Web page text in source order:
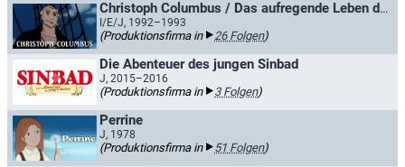
Christoph Columbus / Das aufregende Leben des Christoph Columbus
I/E/J, 1992–1993
(Produktionsfirma in 26 Folgen)
Die Abenteuer des jungen Sinbad
J, 2015–2016
(Produktionsfirma in 3 Folgen)
Perrine
J, 1978
(Produktionsfirma in 51 Folgen)